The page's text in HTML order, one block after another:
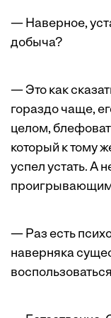
— Наверное,
добыча?
— Это как
гораздо чаще,
целом,
который к тому
успел устать. А
— Раз есть
наверняка